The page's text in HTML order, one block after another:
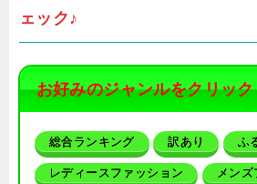
ェック♪
お好みのジャンルをクリッ
総合ランキング 訳あり ふ
レディースファッション メン